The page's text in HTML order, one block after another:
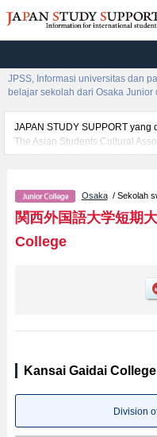
JPSS, Informasi universitas dan
belajar sekolah dari Osaka Junior
JAPAN STUDY SUPPORT
The Asian Students Cultural
menyediakan informasi sekitar
informasi per fakultas seperti
StudiesatauFakultas Devision of
informasi yang berguna bagi
untuk jumlah pendaftar dan
Osaka/ Sekolah
関西外国語大学短期
College
Kansai Gaidai
Division